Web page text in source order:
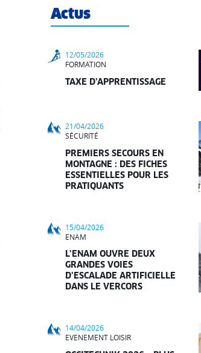
Actus
12/05/2026
FORMATION
TAXE D’APPRENTISSAGE
21/04/2026
SÉCURITÉ
PREMIERS SECOURS EN
MONTAGNE : DES FICHES
ESSENTIELLES POUR LES
PRATIQUANTS
15/04/2026
ENAM
L’ENAM OUVRE DEUX
GRANDES VOIES
D’ESCALADE ARTIFICIELLE
DANS LE VERCORS
14/04/2026
EVENEMENT LOISIR